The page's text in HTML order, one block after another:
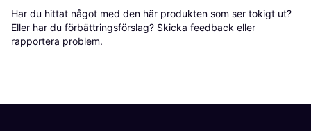
Har du hittat något med den här produkten som ser tokigt ut?
Eller har du förbättringsförslag? Skicka feedback eller
rapportera problem.